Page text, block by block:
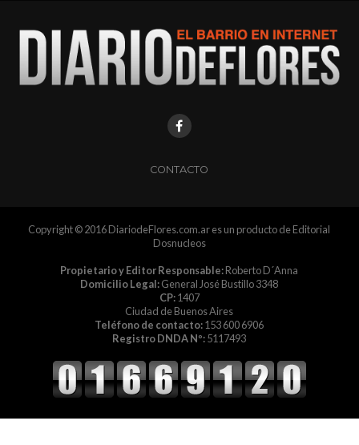
CONTACTO
Copyright © 2016 DiariodeFlores.com.ar es un producto de Editorial
Dosnucleos
Propietario y Editor Responsable:Roberto D´Anna
Domicilio Legal:General José Bustillo 3348
CP:1407
Ciudad de Buenos Aires
Teléfono de contacto:153 600 6906
Registro DNDA Nº:5117493